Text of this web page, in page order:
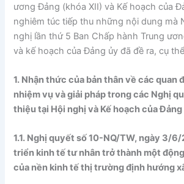
ương Đảng (khóa XII) và Kế hoạch của
nghiêm túc tiếp thu những nội dung mà
nghị lần thứ 5 Ban Chấp hành Trung
và kế hoạch của Đảng ủy đã đề ra, cụ
1. Nhận thức của bản thân về các quan
nhiệm vụ và giải pháp trong các Nghị
thiệu tại Hội nghị và Kế hoạch của
1.1. Nghị quyết số 10-NQ/TW, ngày 3/6/
triển kinh tế tư nhân trở thành một
của nền kinh tế thị trường định hướng